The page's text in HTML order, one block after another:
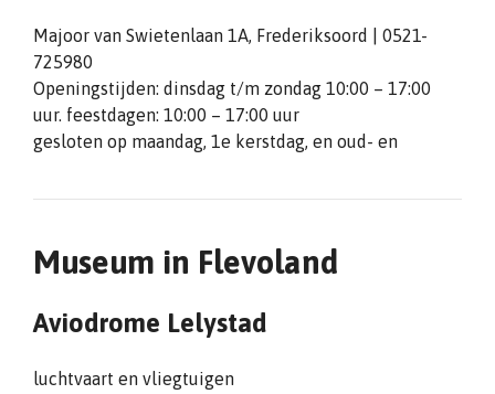
Majoor van Swietenlaan 1A, Frederiksoord | 0521-
725980
Openingstijden: dinsdag t/m zondag 10:00 – 17:00
uur. feestdagen: 10:00 – 17:00 uur
gesloten op maandag, 1e kerstdag, en oud- en
Museum in Flevoland
Aviodrome Lelystad
luchtvaart en vliegtuigen